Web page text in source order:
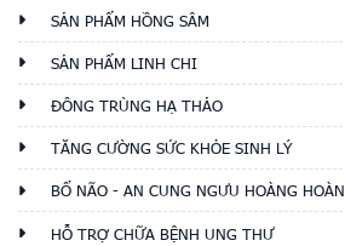
SẢN PHẨM HỒNG SÂM
SẢN PHẨM LINH CHI
ĐÔNG TRÙNG HẠ THẢO
TĂNG CƯỜNG SỨC KHỎE SINH LÝ
BỔ NÃO - AN CUNG NGƯU HOÀNG HOÀN
HỖ TRỢ CHỮA BỆNH UNG THƯ